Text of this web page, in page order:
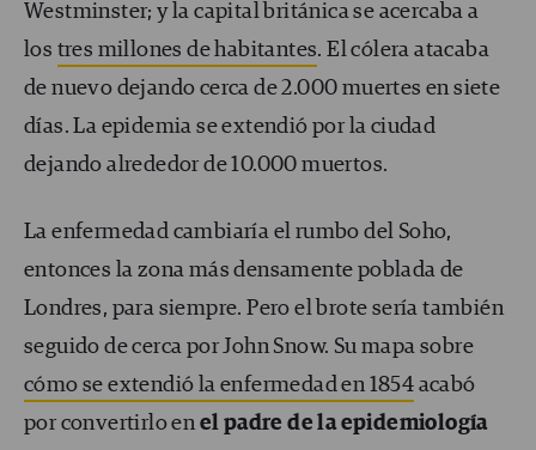
Westminster; y la capital británica se acercaba a
los tres millones de habitantes. El cólera atacaba
de nuevo dejando cerca de 2.000 muertes en siete
días. La epidemia se extendió por la ciudad
dejando alrededor de 10.000 muertos.
La enfermedad cambiaría el rumbo del Soho,
entonces la zona más densamente poblada de
Londres, para siempre. Pero el brote sería también
seguido de cerca por John Snow. Su mapa sobre
cómo se extendió la enfermedad en 1854 acabó
por convertirlo enel padre de la epidemiología